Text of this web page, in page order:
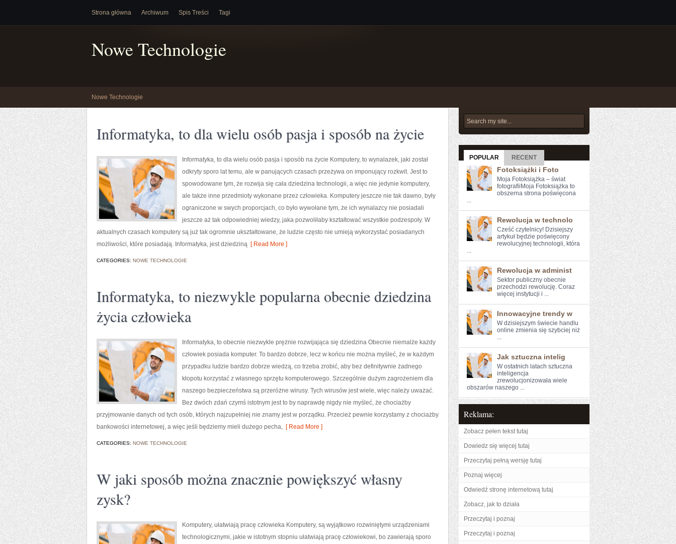
Strona główna Archiwum Spis Treści Tagi
Nowe Technologie
Nowe Technologie
Informatyka, to dla wielu osób pasja i sposób na życie
Informatyka, to dla wielu osób pasja i sposób na życie Komputery, to wynalazek, jaki został
odkryty sporo lat temu, ale w panujących czasach przeżywa on imponujący rozkwit. Jest to
spowodowane tym, że rozwija się cała dziedzina technologii, a więc nie jedynie komputery,
ale także inne przedmioty wykonane przez człowieka. Komputery jeszcze nie tak dawno, były
ograniczone w swych proporcjach, co było wywołane tym, że ich wynalazcy nie posiadali
jeszcze aż tak odpowiedniej wiedzy, jaka pozwoliłaby kształtować wszystkie podzespoły. W
aktualnych czasach komputery są już tak ogromnie ukształtowane, że ludzie często nie umieją wykorzystać posiadanych
możliwości, które posiadają. Informatyka, jest dziedziną [ Read More ]
CATEGORIES: NOWE TECHNOLOGIE
Informatyka, to niezwykle popularna obecnie dziedzina
życia człowieka
Informatyka, to obecnie niezwykle prężnie rozwijająca się dziedzina Obecnie niemalże każdy
człowiek posiada komputer. To bardzo dobrze, lecz w końcu nie można myśleć, że w każdym
przypadku ludzie bardzo dobrze wiedzą, co trzeba zrobić, aby bez definitywnie żadnego
kłopotu korzystać z własnego sprzętu komputerowego. Szczególnie dużym zagrożeniem dla
naszego bezpieczeństwa są przeróżne wirusy. Tych wirusów jest wiele, więc należy uważać.
Bez dwóch zdań czymś istotnym jest to by naprawdę nigdy nie myśleć, że chociażby
przyjmowanie danych od tych osób, których najzupełniej nie znamy jest w porządku. Przecież pewnie korzystamy z chociażby
bankowości internetowej, a więc jeśli będziemy mieli dużego pecha, [ Read More ]
CATEGORIES: NOWE TECHNOLOGIE
W jaki sposób można znacznie powiększyć własny
zysk?
Komputery, ułatwiają pracę człowieka Komputery, są wyjątkowo rozwiniętymi urządzeniami
technologicznymi, jakie w istotnym stopniu ułatwiają pracę człowiekowi, bo zawierają sporo
POPULAR RECENT
Fotoksiążki i Foto
Moja Fotoksiążka – świat
fotografiiMoja Fotoksiążka to
obszerna strona poświęcona
...
Rewolucja w technolo
Cześć czytelnicy! Dzisiejszy
artykuł będzie poświęcony
rewolucyjnej technologii, która
...
Rewolucja w administ
Sektor publiczny ​obecnie​
przechodzi⁣ rewolucję. Coraz
więcej instytucji i ...
Innowacyjne trendy w
W dzisiejszym świecie handlu
online⁣ zmienia się szybciej​ niż
...
Jak sztuczna intelig
W ostatnich latach ‍sztuczna
inteligencja
‌zrewolucjonizowała wiele
obszarów​ naszego ...
Reklama:
Zobacz pełen tekst tutaj
Dowiedz się więcej tutaj
Przeczytaj pełną wersję tutaj
Poznaj więcej
Odwiedź stronę internetową tutaj
Zobacz, jak to działa
Przeczytaj i poznaj
Przeczytaj i poznaj